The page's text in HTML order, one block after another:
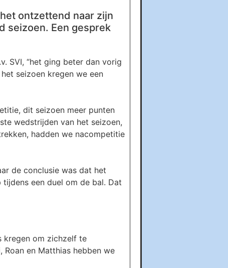
ontzettend naar zijn
seizoen. Een gesprek
SVI, “het ging beter dan vorig
seizoen kregen we een
dit seizoen meer punten
wedstrijden van het seizoen,
hadden we nacompetitie
de conclusie was dat het
een duel om de bal. Dat
kregen om zichzelf te
Roan en Matthias hebben we